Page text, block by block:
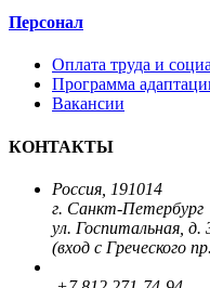
Персонал
Оплата труда и
Программа
Вакансии
КОНТАКТЫ
Россия, 191014
г. Санкт-Петербург
ул. Госпитальная, д.
(вход с Греческого